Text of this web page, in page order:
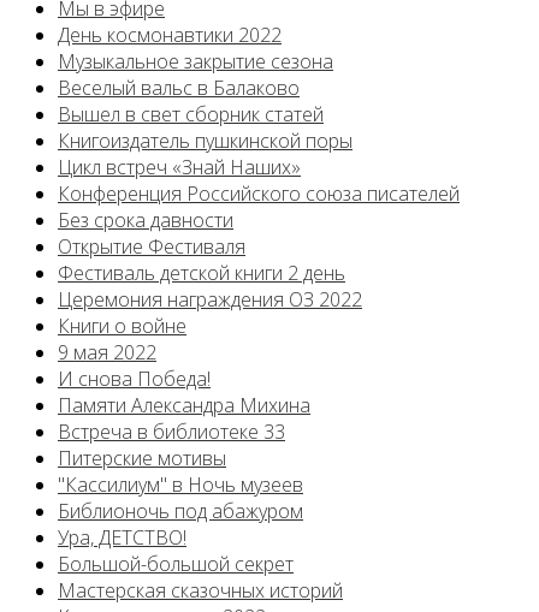
Мы в эфире
День космонавтики 2022
Музыкальное закрытие сезона
Веселый вальс в Балаково
Вышел в свет сборник статей
Книгоиздатель пушкинской поры
Цикл встреч «Знай Наших»
Конференция Российского союза писателей
Без срока давности
Открытие Фестиваля
Фестиваль детской книги 2 день
Церемония награждения ОЗ 2022
Книги о войне
9 мая 2022
И снова Победа!
Памяти Александра Михина
Встреча в библиотеке 33
Питерские мотивы
"Кассилиум" в Ночь музеев
Библионочь под абажуром
Ура, ДЕТСТВО!
Большой-большой секрет
Мастерская сказочных историй